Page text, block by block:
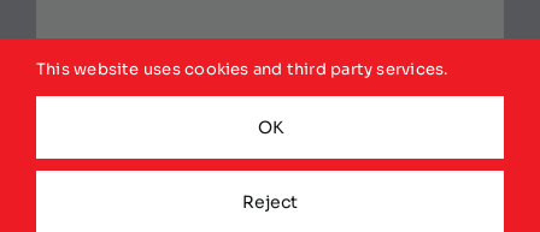
This website uses cookies and third party services.
OK
Reject